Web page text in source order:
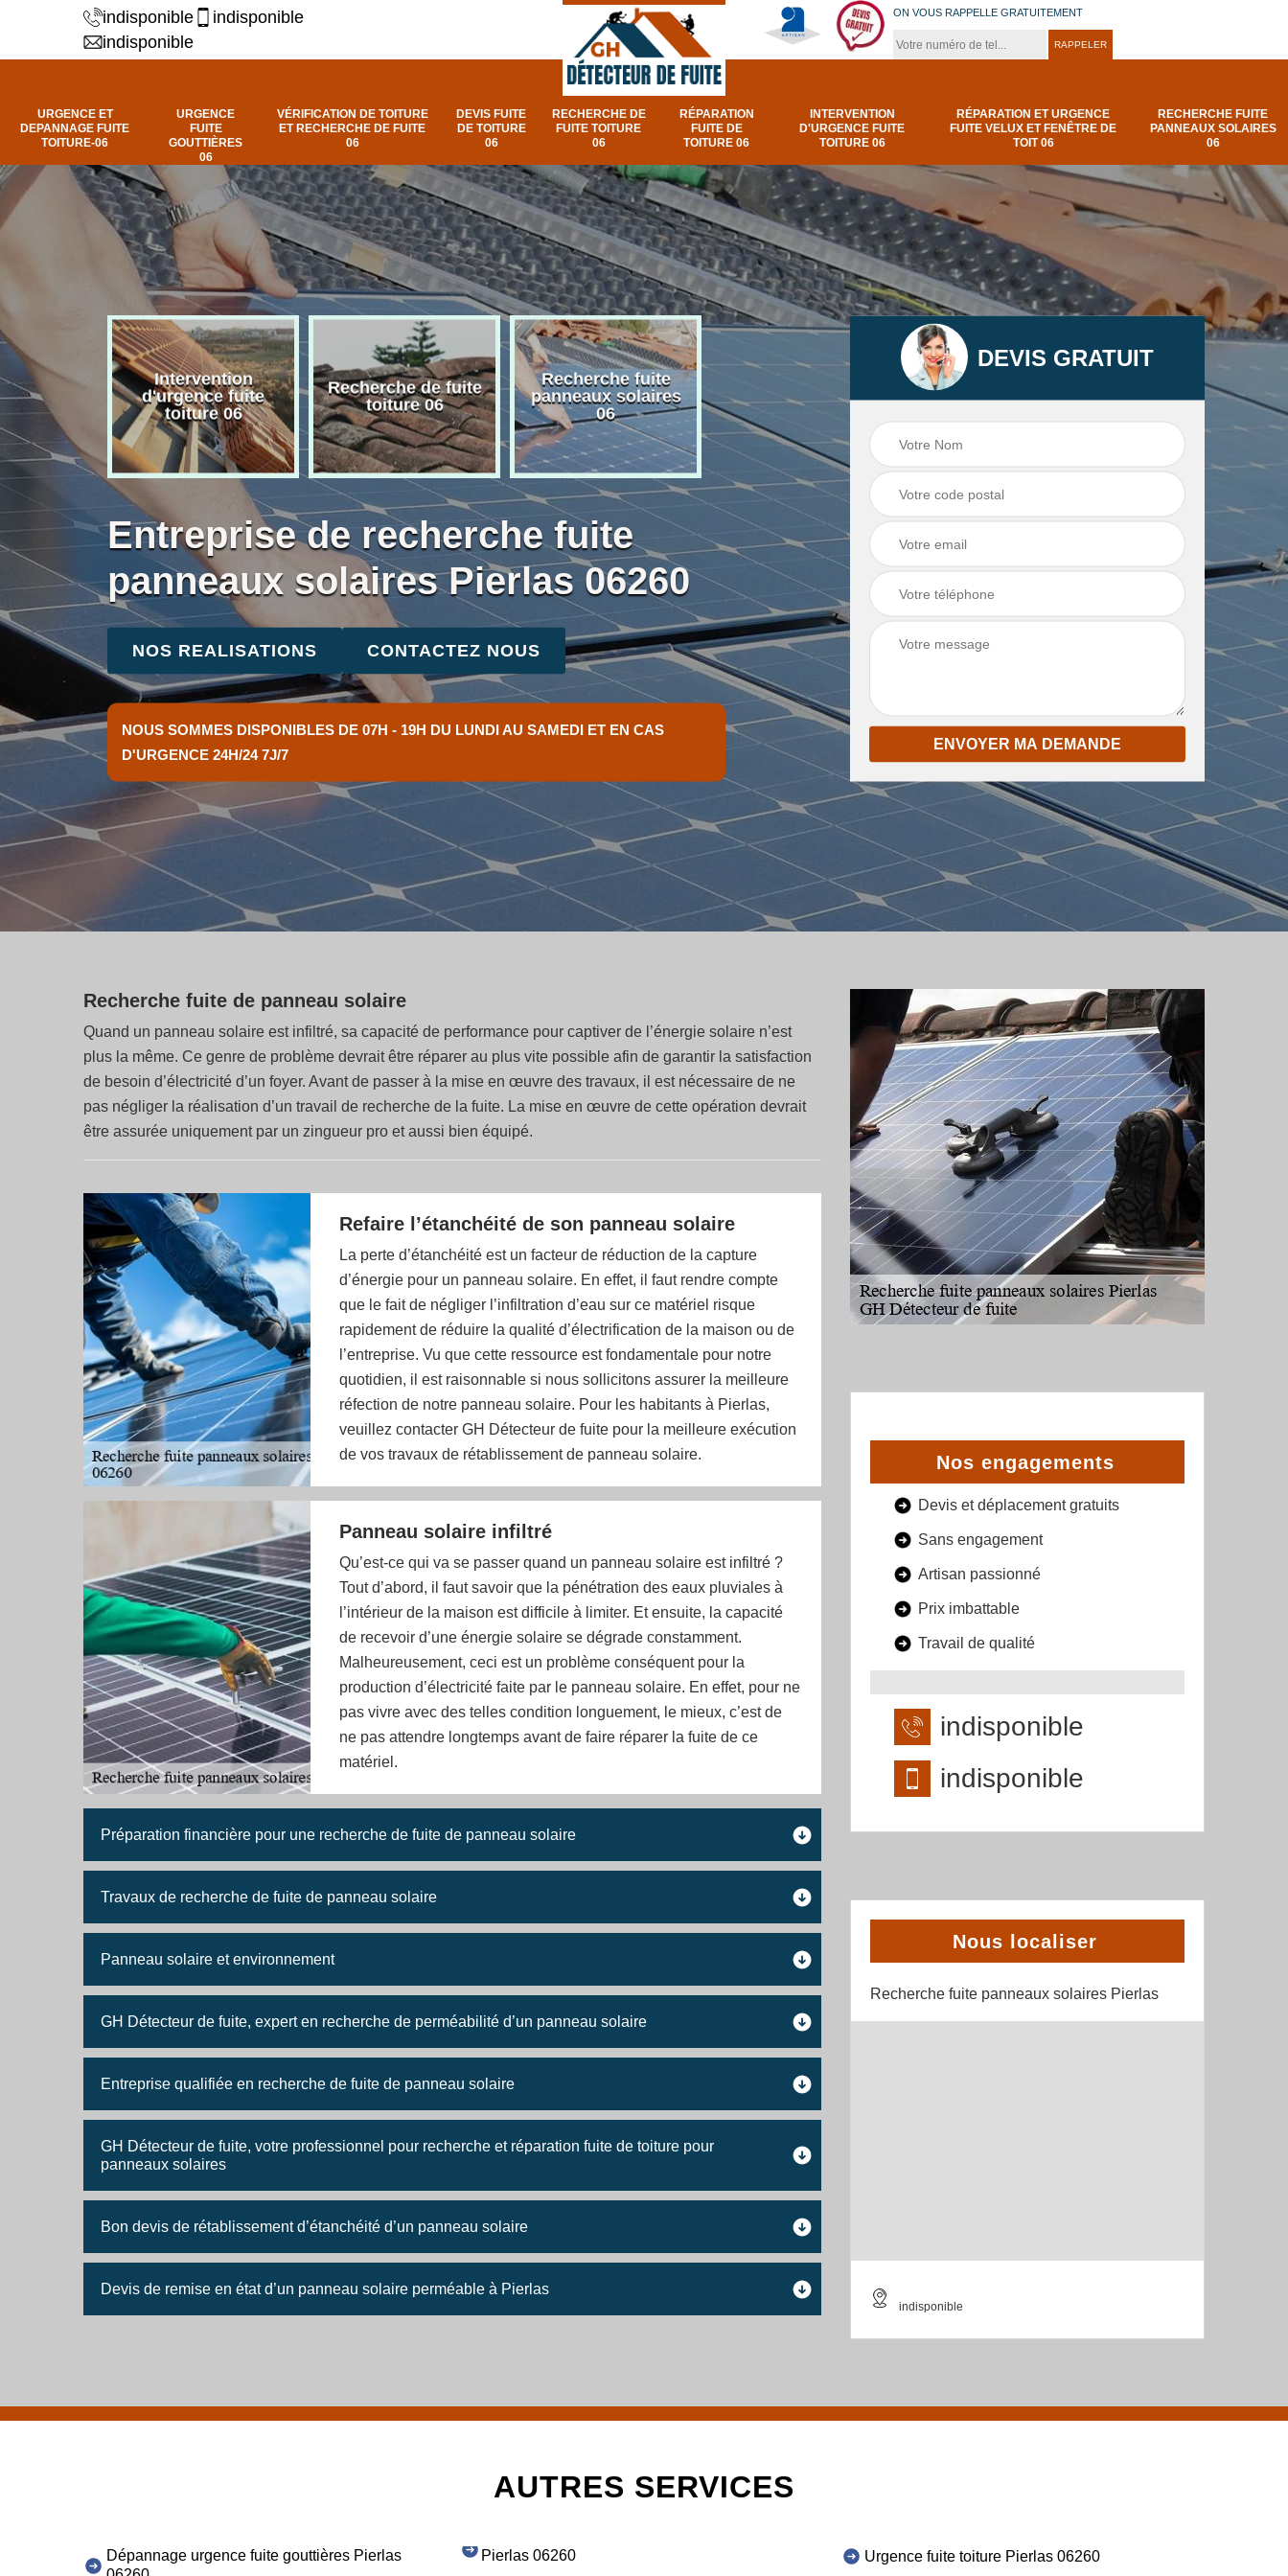
indisponible
indisponible
indisponible
ON VOUS RAPPELLE GRATUITEMENT
URGENCE ET
DEPANNAGE FUITE
TOITURE-06
URGENCE
FUITE
GOUTTIÈRES
06
VÉRIFICATION DE TOITURE
ET RECHERCHE DE FUITE
06
DEVIS FUITE
DE TOITURE
06
RECHERCHE DE
FUITE TOITURE
06
RÉPARATION
FUITE DE
TOITURE 06
INTERVENTION
D'URGENCE FUITE
TOITURE 06
RÉPARATION ET URGENCE
FUITE VELUX ET FENÊTRE DE
TOIT 06
RECHERCHE FUITE
PANNEAUX SOLAIRES
06
de
06
Intervention
d'urgence fuite
toiture 06
Recherche de fuite
toiture 06
Recherche fuite
panneaux solaires
06
urgence fuite velux
et fenêtre de toit 06
Réparation fuite de
toiture 06
Urgence et
depannage fuite
Entreprise de recherche fuite
panneaux solaires Pierlas 06260
NOS REALISATIONS CONTACTEZ NOUS
NOUS SOMMES DISPONIBLES DE 07H - 19H DU LUNDI AU SAMEDI ET EN CAS
D'URGENCE 24H/24 7J/7
DEVIS GRATUIT
Recherche fuite de panneau solaire
Quand un panneau solaire est infiltré, sa capacité de performance pour captiver de l’énergie solaire n’est
plus la même. Ce genre de problème devrait être réparer au plus vite possible afin de garantir la satisfaction
de besoin d’électricité d’un foyer. Avant de passer à la mise en œuvre des travaux, il est nécessaire de ne
pas négliger la réalisation d’un travail de recherche de la fuite. La mise en œuvre de cette opération devrait
être assurée uniquement par un zingueur pro et aussi bien équipé.
Refaire l’étanchéité de son panneau solaire
La perte d’étanchéité est un facteur de réduction de la capture
d’énergie pour un panneau solaire. En effet, il faut rendre compte
que le fait de négliger l’infiltration d’eau sur ce matériel risque
rapidement de réduire la qualité d’électrification de la maison ou de
l’entreprise. Vu que cette ressource est fondamentale pour notre
quotidien, il est raisonnable si nous sollicitons assurer la meilleure
réfection de notre panneau solaire. Pour les habitants à Pierlas,
veuillez contacter GH Détecteur de fuite pour la meilleure exécution
de vos travaux de rétablissement de panneau solaire.
Panneau solaire infiltré
Qu’est-ce qui va se passer quand un panneau solaire est infiltré ?
Tout d’abord, il faut savoir que la pénétration des eaux pluviales à
l’intérieur de la maison est difficile à limiter. Et ensuite, la capacité
de recevoir d’une énergie solaire se dégrade constamment.
Malheureusement, ceci est un problème conséquent pour la
production d’électricité faite par le panneau solaire. En effet, pour ne
pas vivre avec des telles condition longuement, le mieux, c’est de
ne pas attendre longtemps avant de faire réparer la fuite de ce
matériel.
Préparation financière pour une recherche de fuite de panneau solaire
Travaux de recherche de fuite de panneau solaire
Panneau solaire et environnement
GH Détecteur de fuite, expert en recherche de perméabilité d’un panneau solaire
Entreprise qualifiée en recherche de fuite de panneau solaire
GH Détecteur de fuite, votre professionnel pour recherche et réparation fuite de toiture pour
panneaux solaires
Bon devis de rétablissement d’étanchéité d’un panneau solaire
Devis de remise en état d’un panneau solaire perméable à Pierlas
Nos engagements
Devis et déplacement gratuits
Sans engagement
Artisan passionné
Prix imbattable
Travail de qualité
indisponible
indisponible
Nous localiser
Recherche fuite panneaux solaires Pierlas
indisponible
AUTRES SERVICES
Dépannage urgence fuite gouttières Pierlas
Pierlas 06260 Urgence fuite toiture Pierlas 06260